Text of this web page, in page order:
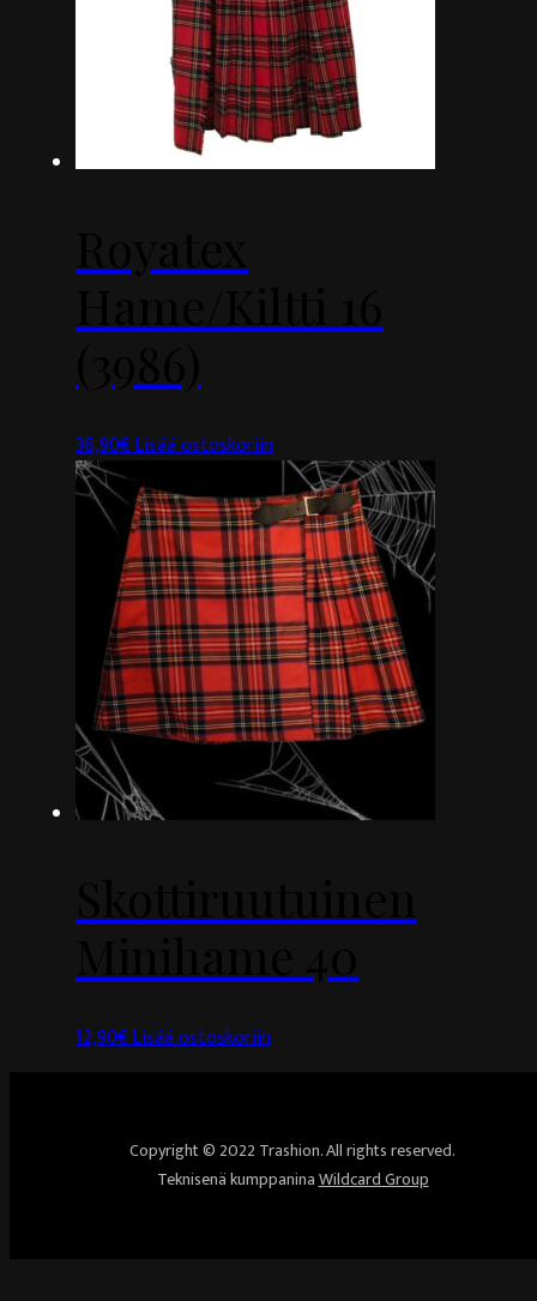
36,90€Lisää ostoskoriin
12,90€Lisää ostoskoriin
Copyright © 2022 Trashion. All rights reserved.
Teknisenä kumppaninaWildcard Group